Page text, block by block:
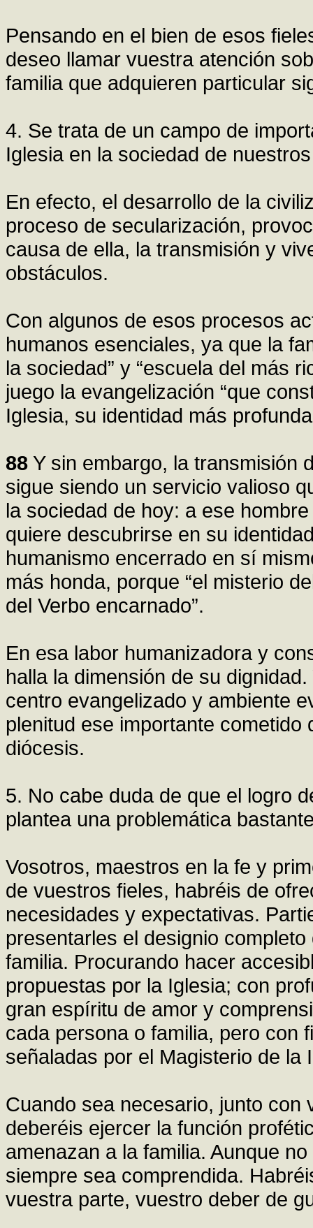
Pensando en el bien de esos
deseo llamar vuestra atención
familia que adquieren particular
4. Se trata de un campo de
Iglesia en la sociedad de
En efecto, el desarrollo de la
proceso de secularización,
causa de ella, la transmisión y
obstáculos.
Con algunos de esos procesos
humanos esenciales, ya que la
la sociedad” y “escuela del más
juego la evangelización “que
Iglesia, su identidad más
88 Y sin embargo, la transmisión
sigue siendo un servicio valioso
la sociedad de hoy: a ese
quiere descubrirse en su
humanismo encerrado en sí
más honda, porque “el misterio
del Verbo encarnado”.
En esa labor humanizadora y
halla la dimensión de su
centro evangelizado y ambiente
plenitud ese importante
diócesis.
5. No cabe duda de que el logro
plantea una problemática
Vosotros, maestros en la fe y
de vuestros fieles, habréis de
necesidades y expectativas.
presentarles el designio
familia. Procurando hacer
propuestas por la Iglesia; con
gran espíritu de amor y
cada persona o familia, pero con
señaladas por el Magisterio de la
Cuando sea necesario, junto
deberéis ejercer la función
amenazan a la familia. Aunque
siempre sea comprendida.
vuestra parte, vuestro deber de